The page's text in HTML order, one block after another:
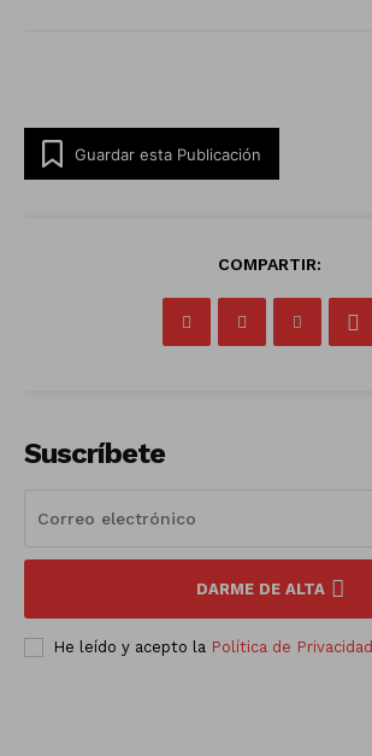
Guardar esta Publicación
COMPARTIR:
Suscríbete
DARME DE ALTA
He leído y acepto la Política de Privacidad